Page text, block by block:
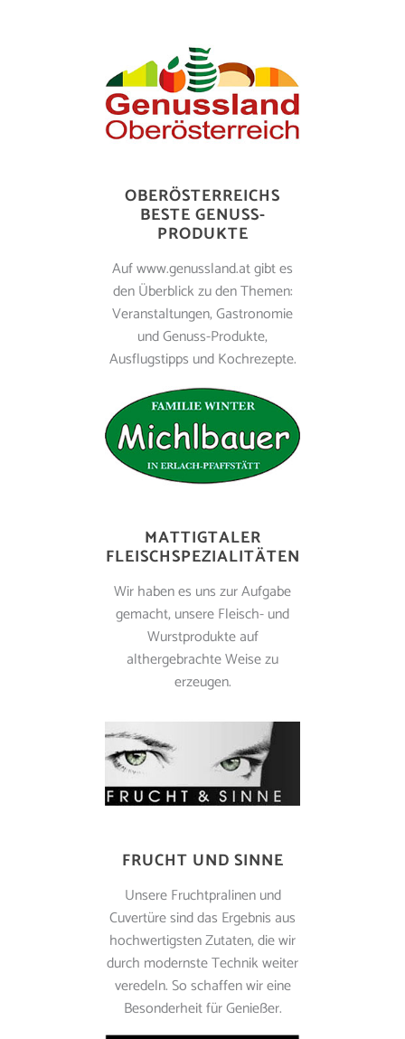
OBERÖSTERREICHS
BESTE GENUSS-
PRODUKTE
Auf www.genussland.at gibt es
den Überblick zu den Themen:
Veranstaltungen, Gastronomie
und Genuss-Produkte,
Ausflugstipps und Kochrezepte.
MATTIGTALER
FLEISCHSPEZIALITÄTEN
Wir haben es uns zur Aufgabe
gemacht, unsere Fleisch- und
Wurstprodukte auf
althergebrachte Weise zu
erzeugen.
FRUCHT UND SINNE
Unsere Fruchtpralinen und
Cuvertüre sind das Ergebnis aus
hochwertigsten Zutaten, die wir
durch modernste Technik weiter
veredeln. So schaffen wir eine
Besonderheit für Genießer.